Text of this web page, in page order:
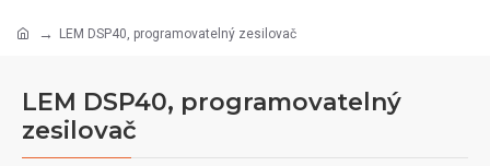
LEM DSP40, programovatelný zesilovač
LEM DSP40, programovatelný
zesilovač